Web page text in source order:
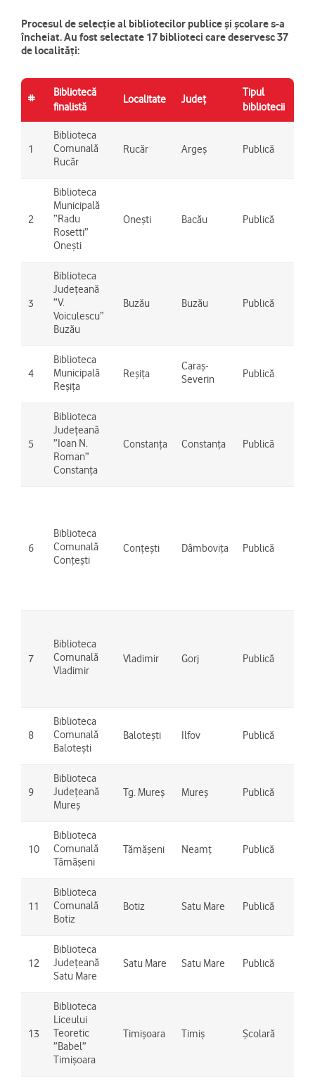
Procesul de selecție al bibliotecilor publice și școlare s-a
încheiat. Au fost selectate 17 biblioteci care deservesc 37
de localități:
#
Bibliotecă
finalistă
Localitate Județ
Tipul
bibliotecii
1
Biblioteca
Comunală
Rucăr
Rucăr Argeș Publică
2
Biblioteca
Municipală
”Radu
Rosetti”
Onești
Onești Bacău Publică
3
Biblioteca
Județeană
”V.
Voiculescu”
Buzău
Buzău Buzău Publică
4
Biblioteca
Municipală
Reșița
Reșița
Caraș-
Severin
Publică
5
Biblioteca
Județeană
”Ioan N.
Roman”
Constanța
Constanța Constanța Publică
6
Biblioteca
Comunală
Conțești
Conțești Dâmbovița Publică
7
Biblioteca
Comunală
Vladimir
Vladimir Gorj Publică
8
Biblioteca
Comunală
Balotești
Balotești Ilfov Publică
9
Biblioteca
Județeană
Mureș
Tg. Mureș Mureș Publică
10
Biblioteca
Comunală
Tămășeni
Tămășeni Neamț Publică
11
Biblioteca
Comunală
Botiz
Botiz Satu Mare Publică
12
Biblioteca
Județeană
Satu Mare
Satu Mare Satu Mare Publică
13
Biblioteca
Liceului
Teoretic
”Babel”
Timișoara
Timișoara Timiș Școlară